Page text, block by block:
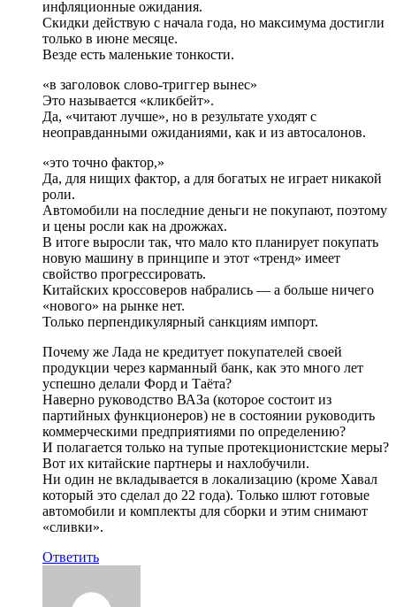
инфляционные ожидания.
Скидки действую с начала года, но максимума достигли
только в июне месяце.
Везде есть маленькие тонкости.
«в заголовок слово-триггер вынес»
Это называется «кликбейт».
Да, «читают лучше», но в результате уходят с
неоправданными ожиданиями, как и из автосалонов.
«это точно фактор,»
Да, для нищих фактор, а для богатых не играет никакой
роли.
Автомобили на последние деньги не покупают, поэтому
и цены росли как на дрожжах.
В итоге выросли так, что мало кто планирует покупать
новую машину в принципе и этот «тренд» имеет
свойство прогрессировать.
Китайских кроссоверов набрались — а больше ничего
«нового» на рынке нет.
Только перпендикулярный санкциям импорт.
Почему же Лада не кредитует покупателей своей
продукции через карманный банк, как это много лет
успешно делали Форд и Таёта?
Наверно руководство ВАЗа (которое состоит из
партийных функционеров) не в состоянии руководить
коммерческими предприятиями по определению?
И полагается только на тупые протекционистские меры?
Вот их китайские партнеры и нахлобучили.
Ни один не вкладывается в локализацию (кроме Хавал
который это сделал до 22 года). Только шлют готовые
автомобили и комплекты для сборки и этим снимают
«сливки».
Ответить